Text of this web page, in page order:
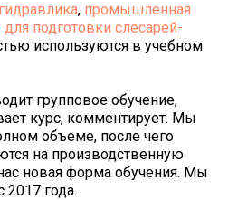
гидравлика, промышленная
подготовки слесарей-
используются в учебном
групповое обучение,
курс, комментирует. Мы
объеме, после чего
на производственную
новая форма обучения. Мы
2017 года.